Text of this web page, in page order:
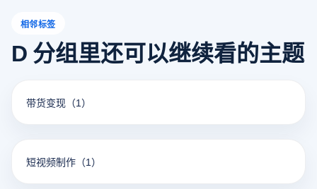
相邻标签
D 分组里还可以继续看的主题
带货变现 （1）
短视频制作 （1）